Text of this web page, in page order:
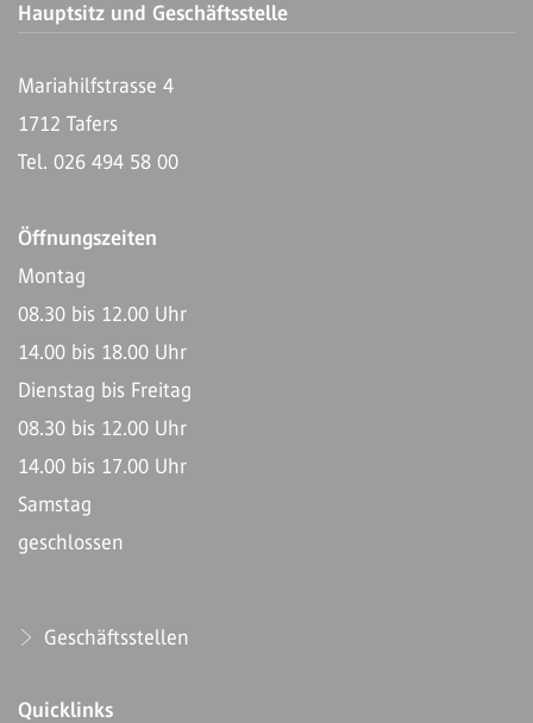
Hauptsitz und Geschäftsstelle
Mariahilfstrasse 4
1712 Tafers
Tel. 026 494 58 00
Öffnungszeiten
Montag
08.30 bis 12.00 Uhr
14.00 bis 18.00 Uhr
Dienstag bis Freitag
08.30 bis 12.00 Uhr
14.00 bis 17.00 Uhr
Samstag
geschlossen
Geschäftsstellen
Quicklinks